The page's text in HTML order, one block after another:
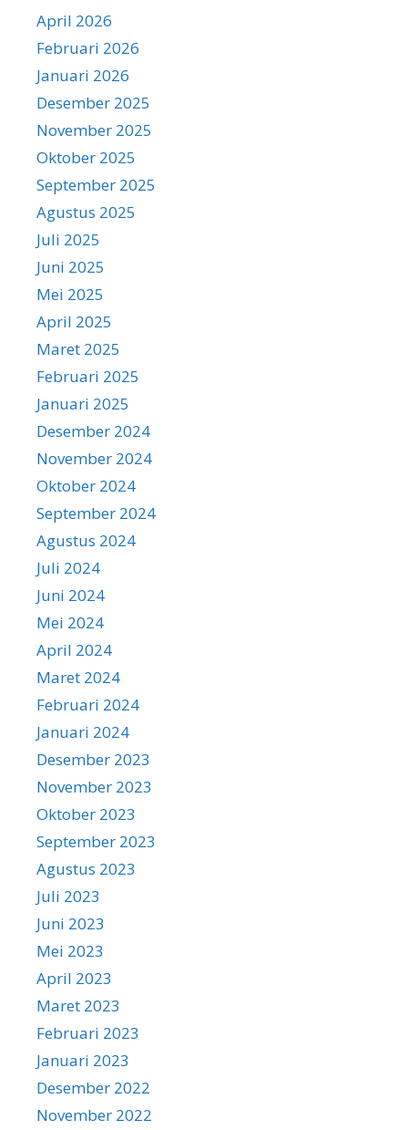
April 2026
Februari 2026
Januari 2026
Desember 2025
November 2025
Oktober 2025
September 2025
Agustus 2025
Juli 2025
Juni 2025
Mei 2025
April 2025
Maret 2025
Februari 2025
Januari 2025
Desember 2024
November 2024
Oktober 2024
September 2024
Agustus 2024
Juli 2024
Juni 2024
Mei 2024
April 2024
Maret 2024
Februari 2024
Januari 2024
Desember 2023
November 2023
Oktober 2023
September 2023
Agustus 2023
Juli 2023
Juni 2023
Mei 2023
April 2023
Maret 2023
Februari 2023
Januari 2023
Desember 2022
November 2022